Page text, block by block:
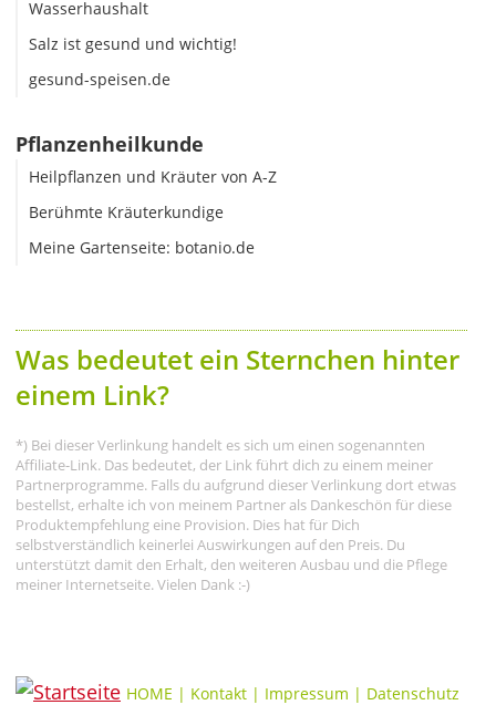
Wasserhaushalt
Salz ist gesund und wichtig!
gesund-speisen.de
Pflanzenheilkunde
Heilpflanzen und Kräuter von A-Z
Berühmte Kräuterkundige
Meine Gartenseite: botanio.de
Was bedeutet ein Sternchen hinter
einem Link?
*) Bei dieser Verlinkung handelt es sich um einen sogenannten
Affiliate-Link. Das bedeutet, der Link führt dich zu einem meiner
Partnerprogramme. Falls du aufgrund dieser Verlinkung dort etwas
bestellst, erhalte ich von meinem Partner als Dankeschön für diese
Produktempfehlung eine Provision. Dies hat für Dich
selbstverständlich keinerlei Auswirkungen auf den Preis. Du
unterstützt damit den Erhalt, den weiteren Ausbau und die Pflege
meiner Internetseite. Vielen Dank :-)
HOME | Kontakt | Impressum | Datenschutz